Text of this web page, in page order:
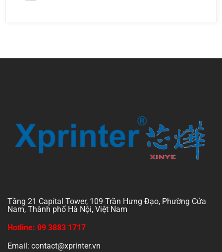
Tầng 21 Capital Tower, 109 Trần Hưng Đạo, Phường Cửa
Nam, Thành phố Hà Nội, Việt Nam
Hotline: 09 3883 1717
Email: contact@xprinter.vn